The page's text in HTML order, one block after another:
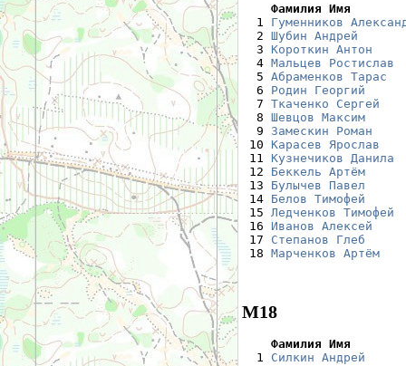
Фамилия Имя
1 Гуменников
  2
Шубин Андрей
  3
Короткин Антон
  4
Мальцев Ростислав
  5
Абраменков Тарас
  6
Родин Георгий
  7
Ткаченко Сергей
  8
Шевцов Максим
  9
Замескин Роман
10 Карасев Ярослав
11 Кузнечиков Данила
12 Беккель Артём
13 Булычев Павел
14 Белов Тимофей
15 Ледченков Тимофей
16 Иванов Алексей
17 Степанов Глеб
18 Марченков Артём
М18
Фамилия Имя
1 Силкин Андрей